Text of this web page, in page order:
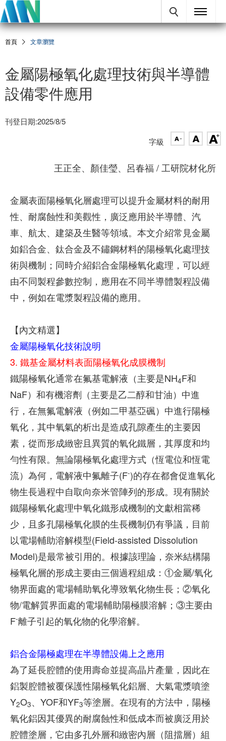
首頁 文章瀏覽
金屬陽極氧化處理技術與半導體
設備零件應用
刊登日期:2025/8/5
字級
王正全、顏佳瑩、呂春福 / 工研院材化所
金屬表面陽極氧化層處理可以提升金屬材料的耐用
性、耐腐蝕性和美觀性，廣泛應用於半導體、汽
車、航太、建築及生醫等領域。本文介紹常見金屬
如鋁合金、鈦合金及不鏽鋼材料的陽極氧化處理技
術與機制；同時介紹鋁合金陽極氧化處理，可以經
由不同製程參數控制，應用在不同半導體製程設備
中，例如在電漿製程設備的應用。
【內文精選】
金屬陽極氧化技術說明
3. 鐵基金屬材料表面陽極氧化成膜機制
鐵陽極氧化通常在氟基電解液（主要是NH4F和
NaF）和有機溶劑（主要是乙二醇和甘油）中進
行，在無氟電解液（例如二甲基亞碸）中進行陽極
氧化，其中氧氣的析出是造成孔隙產生的主要因
素，從而形成緻密且異質的氧化鐵層，其厚度和均
勻性有限。無論陽極氧化處理方式（恆電位和恆電
流）為何，電解液中氟離子(F-)的存在都會促進氧化
物生長過程中自取向奈米管陣列的形成。現有關於
鐵陽極氧化處理中氧化鐵形成機制的文獻相當稀
少，且多孔陽極氧化膜的生長機制仍有爭議，目前
以電場輔助溶解模型(Field-assisted Dissolution
Model)是最常被引用的。根據該理論，奈米結構陽
極氧化層的形成主要由三個過程組成：①金屬/氧化
物界面處的電場輔助氧化導致氧化物生長；②氧化
物/電解質界面處的電場輔助陽極膜溶解；③主要由
F-離子引起的氧化物的化學溶解。
鋁合金陽極處理在半導體設備上之應用
為了延長腔體的使用壽命並提高晶片產量，因此在
鋁製腔體被覆保護性陽極氧化鋁層、大氣電漿噴塗
Y2O3、YOF和YF3等塗層。在現有的方法中，陽極
氧化鋁因其優異的耐腐蝕性和低成本而被廣泛用於
腔體塗層，它由多孔外層和緻密內層（阻擋層）組